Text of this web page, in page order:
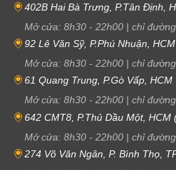
402B Hai Bà Trưng, P.Tân Định,
Mở cửa: 8h30 - 22h00 | chỉ đường
92 Lê Văn Sỹ, P.Phú Nhuận, HCM
Mở cửa: 8h30 - 22h00 | chỉ đường
61 Quang Trung, P.Gò Vấp, HCM
Mở cửa: 8h30 - 22h00 | chỉ đường
642 CMT8, P.Thủ Dầu Một, HCM
Mở cửa: 8h30 - 22h00 | chỉ đường
274 Võ Văn Ngân, P. Bình Thọ,